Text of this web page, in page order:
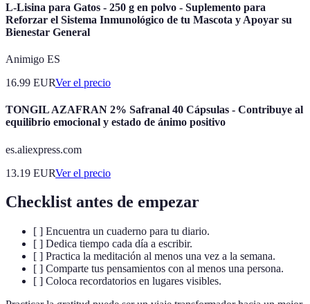
L-Lisina para Gatos - 250 g en polvo - Suplemento para
Reforzar el Sistema Inmunológico de tu Mascota y Apoyar su
Bienestar General
Animigo ES
16.99 EURVer el precio
TONGIL AZAFRAN 2% Safranal 40 Cápsulas - Contribuye al
equilibrio emocional y estado de ánimo positivo
es.aliexpress.com
13.19 EURVer el precio
Checklist antes de empezar
[ ] Encuentra un cuaderno para tu diario.
[ ] Dedica tiempo cada día a escribir.
[ ] Practica la meditación al menos una vez a la semana.
[ ] Comparte tus pensamientos con al menos una persona.
[ ] Coloca recordatorios en lugares visibles.